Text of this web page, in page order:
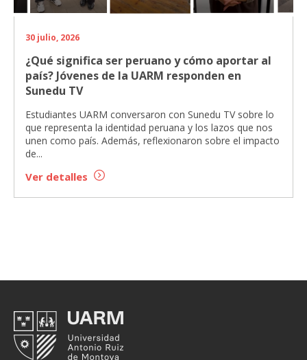
30 julio, 2026
¿Qué significa ser peruano y cómo aportar al
país? Jóvenes de la UARM responden en
Sunedu TV
Estudiantes UARM conversaron con Sunedu TV sobre lo
que representa la identidad peruana y los lazos que nos
unen como país. Además, reflexionaron sobre el impacto
de...
Ver detalles